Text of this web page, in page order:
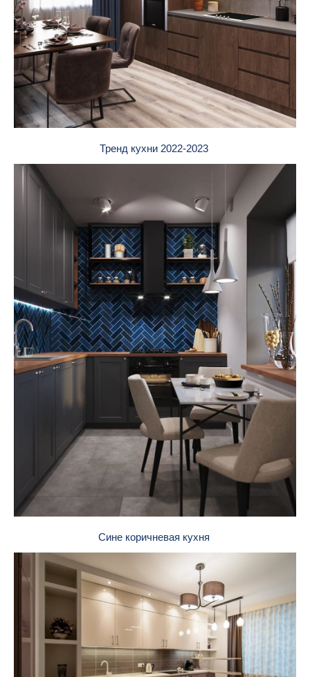
Тренд кухни 2022-2023
Сине коричневая кухня